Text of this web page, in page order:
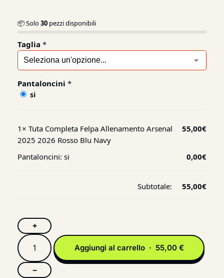
📦 Solo30 pezzi disponibili
Taglia *
Pantaloncini *
si
1× Tuta Completa Felpa Allenamento Arsenal
2025 2026 Rosso Blu Navy
55,00€
Pantaloncini: si 0,00€
Subtotale: 55,00€
+
−
Aggiungi al carrello · 55,00 €